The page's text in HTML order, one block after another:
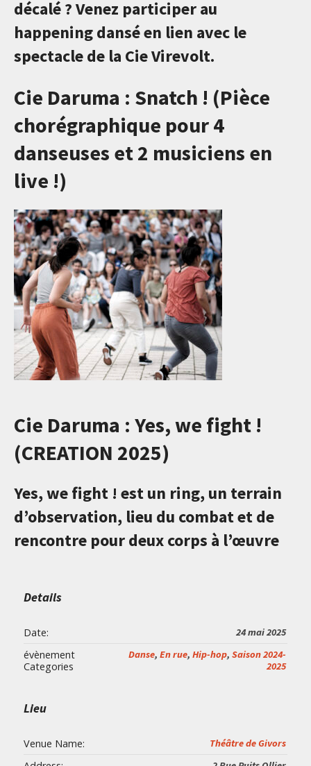
décalé ? Venez participer au
happening dansé en lien avec le
spectacle de la Cie Virevolt.
Cie Daruma : Snatch ! (Pièce
chorégraphique pour 4
danseuses et 2 musiciens en
live !)
Cie Daruma : Yes, we fight !
(CREATION 2025)
Yes, we fight ! est un ring, un terrain
d’observation, lieu du combat et de
rencontre pour deux corps à l’œuvre
Details
Date: 24 mai 2025
évènement
Categories
Danse, En rue, Hip-hop, Saison 2024-
2025
Lieu
Venue Name: Théâtre de Givors